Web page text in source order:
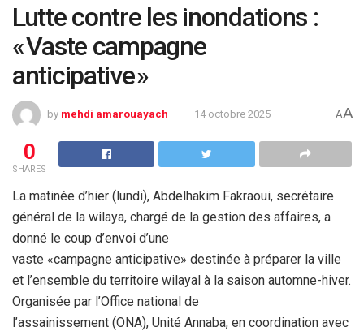
Lutte contre les inondations :
« Vaste campagne
anticipative »
by mehdi amarouayach 14 octobre 2025 AA
0
SHARES
La matinée d’hier (lundi), Abdelhakim Fakraoui, secrétaire
général de la wilaya, chargé de la gestion des affaires, a
donné le coup d’envoi d’une
vaste «campagne anticipative» destinée à préparer la ville
et l’ensemble du territoire wilayal à la saison automne-hiver.
Organisée par l’Office national de
l’assainissement (ONA), Unité Annaba, en coordination avec